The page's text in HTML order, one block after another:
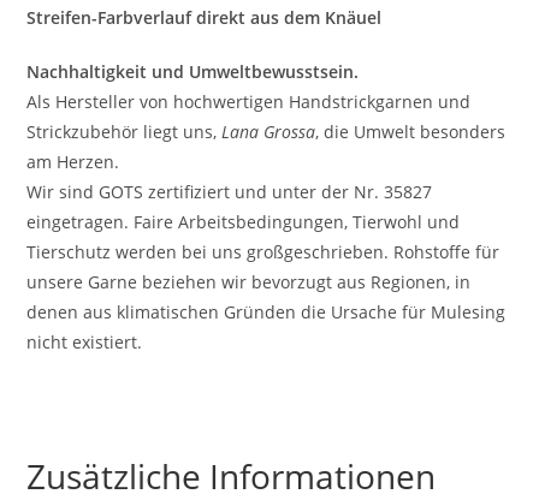
Streifen-Farbverlauf direkt aus dem Knäuel
Nachhaltigkeit und Umweltbewusstsein.
Als Hersteller von hochwertigen Handstrickgarnen und
Strickzubehör liegt uns,Lana Grossa, die Umwelt besonders
am Herzen.
Wir sind GOTS zertifiziert und unter der Nr. 35827
eingetragen. Faire Arbeitsbedingungen, Tierwohl und
Tierschutz werden bei uns großgeschrieben. Rohstoffe für
unsere Garne beziehen wir bevorzugt aus Regionen, in
denen aus klimatischen Gründen die Ursache für Mulesing
nicht existiert.
Zusätzliche Informationen